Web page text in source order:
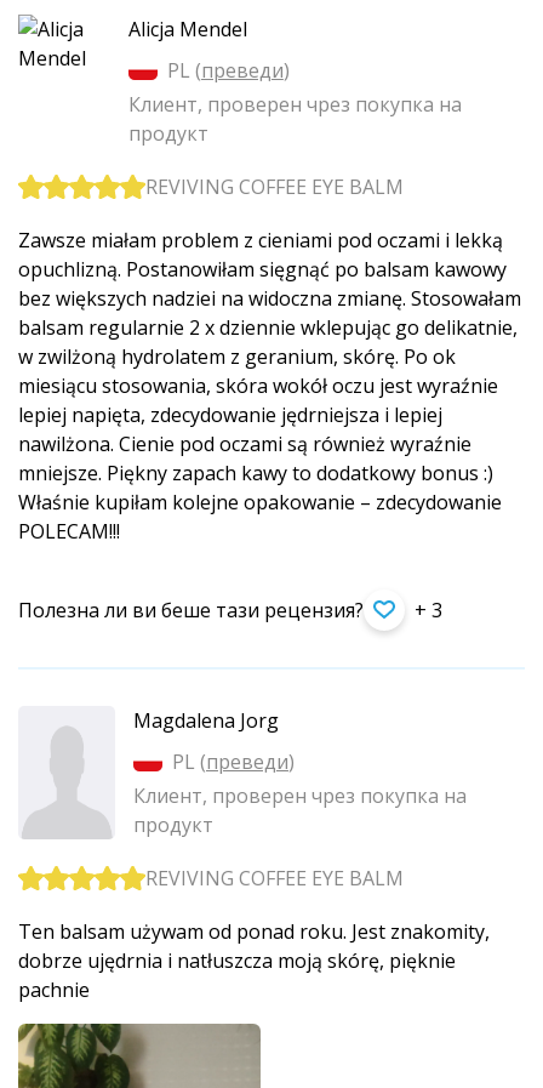
Alicja Mendel
PL (преведи)
Клиент, проверен чрез покупка на
продукт
REVIVING COFFEE EYE BALM
Zawsze miałam problem z cieniami pod oczami i lekką
opuchlizną. Postanowiłam sięgnąć po balsam kawowy
bez większych nadziei na widoczna zmianę. Stosowałam
balsam regularnie 2 x dziennie wklepując go delikatnie,
w zwilżoną hydrolatem z geranium, skórę. Po ok
miesiącu stosowania, skóra wokół oczu jest wyraźnie
lepiej napięta, zdecydowanie jędrniejsza i lepiej
nawilżona. Cienie pod oczami są również wyraźnie
mniejsze. Piękny zapach kawy to dodatkowy bonus :)
Właśnie kupiłam kolejne opakowanie – zdecydowanie
POLECAM!!!
Полезна ли ви беше тази рецензия? + 3
Magdalena Jorg
PL (преведи)
Клиент, проверен чрез покупка на
продукт
REVIVING COFFEE EYE BALM
Ten balsam używam od ponad roku. Jest znakomity,
dobrze ujędrnia i natłuszcza moją skórę, pięknie
pachnie